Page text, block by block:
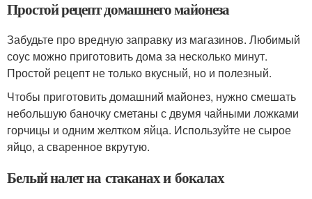
Простой рецепт домашнего майонеза
Забудьте про вредную заправку из магазинов. Любимый
соус можно приготовить дома за несколько минут.
Простой рецепт не только вкусный, но и полезный.
Чтобы приготовить домашний майонез, нужно смешать
небольшую баночку сметаны с двумя чайными ложками
горчицы и одним желтком яйца. Используйте не сырое
яйцо, а сваренное вкрутую.
Белый налет на стаканах и бокалах